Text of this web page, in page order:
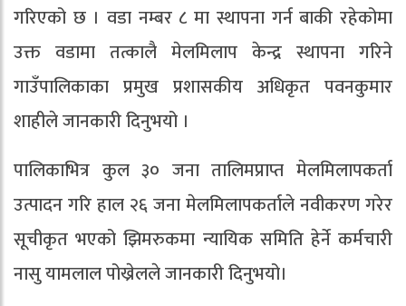
गरिएको छ । वडा नम्बर ८ मा स्थापना गर्न बाकी रहेकोमा
उक्त वडामा तत्कालै मेलमिलाप केन्द्र स्थापना गरिने
गाउँपालिकाका प्रमुख प्रशासकीय अधिकृत पवनकुमार
शाहीले जानकारी दिनुभयो ।
पालिकाभित्र कुल ३० जना तालिमप्राप्त मेलमिलापकर्ता
उत्पादन गरि हाल २६ जना मेलमिलापकर्ताले नवीकरण गरेर
सूचीकृत भएको झिमरुकमा न्यायिक समिति हेर्ने कर्मचारी
नासु यामलाल पोख्रेलले जानकारी दिनुभयो।